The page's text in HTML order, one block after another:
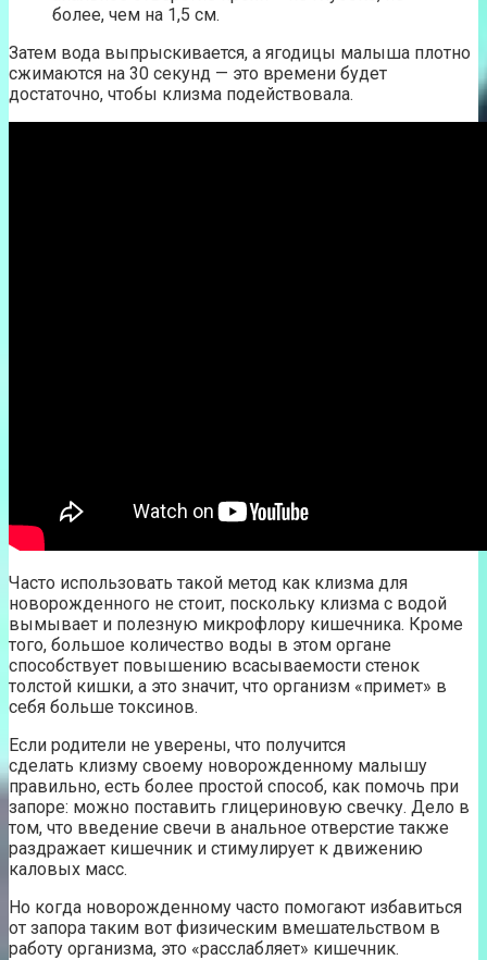
более, чем на 1,5 см.
Затем вода выпрыскивается, а ягодицы малыша плотно
сжимаются на 30 секунд — это времени будет
достаточно, чтобы клизма подействовала.
Часто использовать такой метод как клизма для
новорожденного не стоит, поскольку клизма с водой
вымывает и полезную микрофлору кишечника. Кроме
того, большое количество воды в этом органе
способствует повышению всасываемости стенок
толстой кишки, а это значит, что организм «примет» в
себя больше токсинов.
Если родители не уверены, что получится
сделать клизму своему новорожденному малышу
правильно, есть более простой способ, как помочь при
запоре: можно поставить глицериновую свечку. Дело в
том, что введение свечи в анальное отверстие также
раздражает кишечник и стимулирует к движению
каловых масс.
Но когда новорожденному часто помогают избавиться
от запора таким вот физическим вмешательством в
работу организма, это «расслабляет» кишечник.